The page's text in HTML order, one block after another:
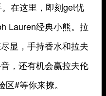
在这里，即刻get优
Lauren经典小熊。拉
显，手持香水和拉夫
，还有机会赢拉夫伦
#等你来撩。